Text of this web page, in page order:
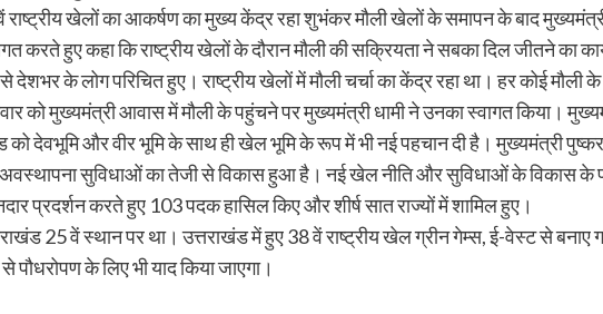
राष्ट्रीय खेलों का आकर्षण का मुख्य केंद्र रहा शुभंकर मौली खेलों के समापन के बाद
करते हुए कहा कि राष्ट्रीय खेलों के दौरान मौली की सक्रियता ने सबका दिल जीतने का
से देशभर के लोग परिचित हुए। राष्ट्रीय खेलों में मौली चर्चा का केंद्र रहा था। हर कोई
को मुख्यमंत्री आवास में मौली के पहुंचने पर मुख्यमंत्री धामी ने उनका स्वागत किया।
को देवभूमि और वीर भूमि के साथ ही खेल भूमि के रूप में भी नई पहचान दी है। मुख्यमंत्री
अवस्थापना सुविधाओं का तेजी से विकास हुआ है। नई खेल नीति और सुविधाओं के विकास के
प्रदर्शन करते हुए 103 पदक हासिल किए और शीर्ष सात राज्यों में शामिल हुए।
25 वें स्थान पर था। उत्तराखंड में हुए 38 वें राष्ट्रीय खेल ग्रीन गेम्स, ई-वेस्ट से
पौधरोपण के लिए भी याद किया जाएगा।